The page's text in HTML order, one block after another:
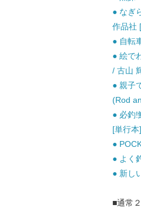
● なぎ
作品社
● 自転
● 絵で
/ 古山
● 親子
(Rod
● 必釣!
[単行本]
●
● よく
● 新し
■通常